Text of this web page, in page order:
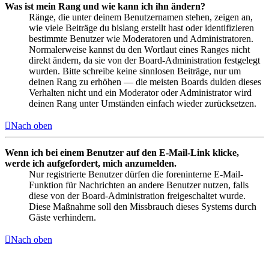
Was ist mein Rang und wie kann ich ihn ändern?
Ränge, die unter deinem Benutzernamen stehen, zeigen an,
wie viele Beiträge du bislang erstellt hast oder identifizieren
bestimmte Benutzer wie Moderatoren und Administratoren.
Normalerweise kannst du den Wortlaut eines Ranges nicht
direkt ändern, da sie von der Board-Administration festgelegt
wurden. Bitte schreibe keine sinnlosen Beiträge, nur um
deinen Rang zu erhöhen — die meisten Boards dulden dieses
Verhalten nicht und ein Moderator oder Administrator wird
deinen Rang unter Umständen einfach wieder zurücksetzen.
Nach oben
Wenn ich bei einem Benutzer auf den E-Mail-Link klicke,
werde ich aufgefordert, mich anzumelden.
Nur registrierte Benutzer dürfen die foreninterne E-Mail-
Funktion für Nachrichten an andere Benutzer nutzen, falls
diese von der Board-Administration freigeschaltet wurde.
Diese Maßnahme soll den Missbrauch dieses Systems durch
Gäste verhindern.
Nach oben